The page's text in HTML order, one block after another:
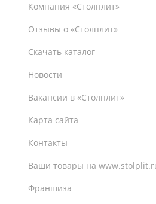
Компания «Столплит»
Отзывы о «Столплит»
Скачать каталог
Новости
Вакансии в «Столплит»
Карта сайта
Контакты
Ваши товары на
Франшиза